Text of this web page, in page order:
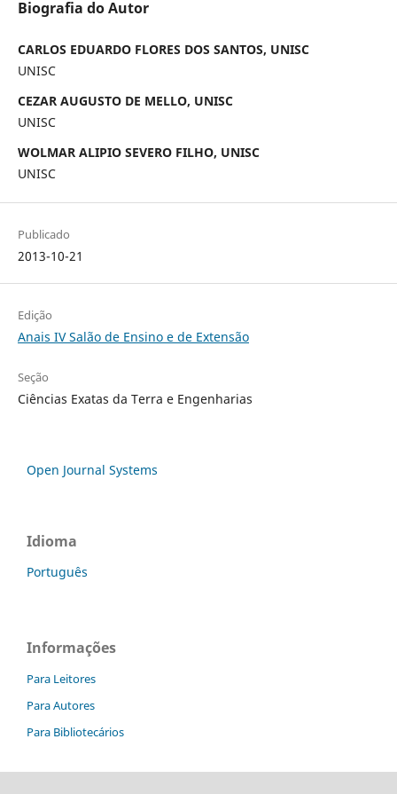
Biografia do Autor
CARLOS EDUARDO FLORES DOS SANTOS, UNISC
UNISC
CEZAR AUGUSTO DE MELLO, UNISC
UNISC
WOLMAR ALIPIO SEVERO FILHO, UNISC
UNISC
Publicado
2013-10-21
Edição
Anais IV Salão de Ensino e de Extensão
Seção
Ciências Exatas da Terra e Engenharias
Open Journal Systems
Idioma
Português
Informações
Para Leitores
Para Autores
Para Bibliotecários